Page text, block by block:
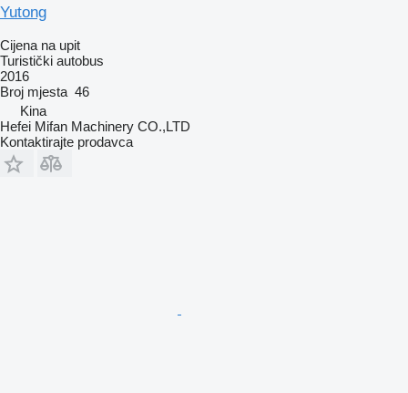
Yutong
Cijena na upit
Turistički autobus
2016
Broj mjesta 46
Kina
Hefei Mifan Machinery CO.,LTD
Kontaktirajte prodavca